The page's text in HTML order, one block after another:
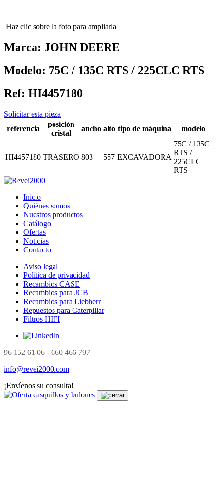
Haz clic sobre la foto para ampliarla
Marca: JOHN DEERE
Modelo: 75C / 135C RTS / 225CLC RTS
Ref: HI4457180
Solicitar esta pieza
referencia
posición
cristal
ancho alto tipo de máquina modelo
HI4457180 TRASERO 803 557 EXCAVADORA
75C / 135C
RTS /
225CLC
RTS
Inicio
Quiénes somos
Nuestros productos
Catálogo
Ofertas
Noticias
Contacto
Aviso legal
Política de privacidad
Recambios CASE
Recambios para JCB
Recambios para Liebherr
Repuestos para Caterpillar
Filtros HIFI
96 152 61 06 - 660 466 797
info@revei2000.com
¡Envíenos su consulta!